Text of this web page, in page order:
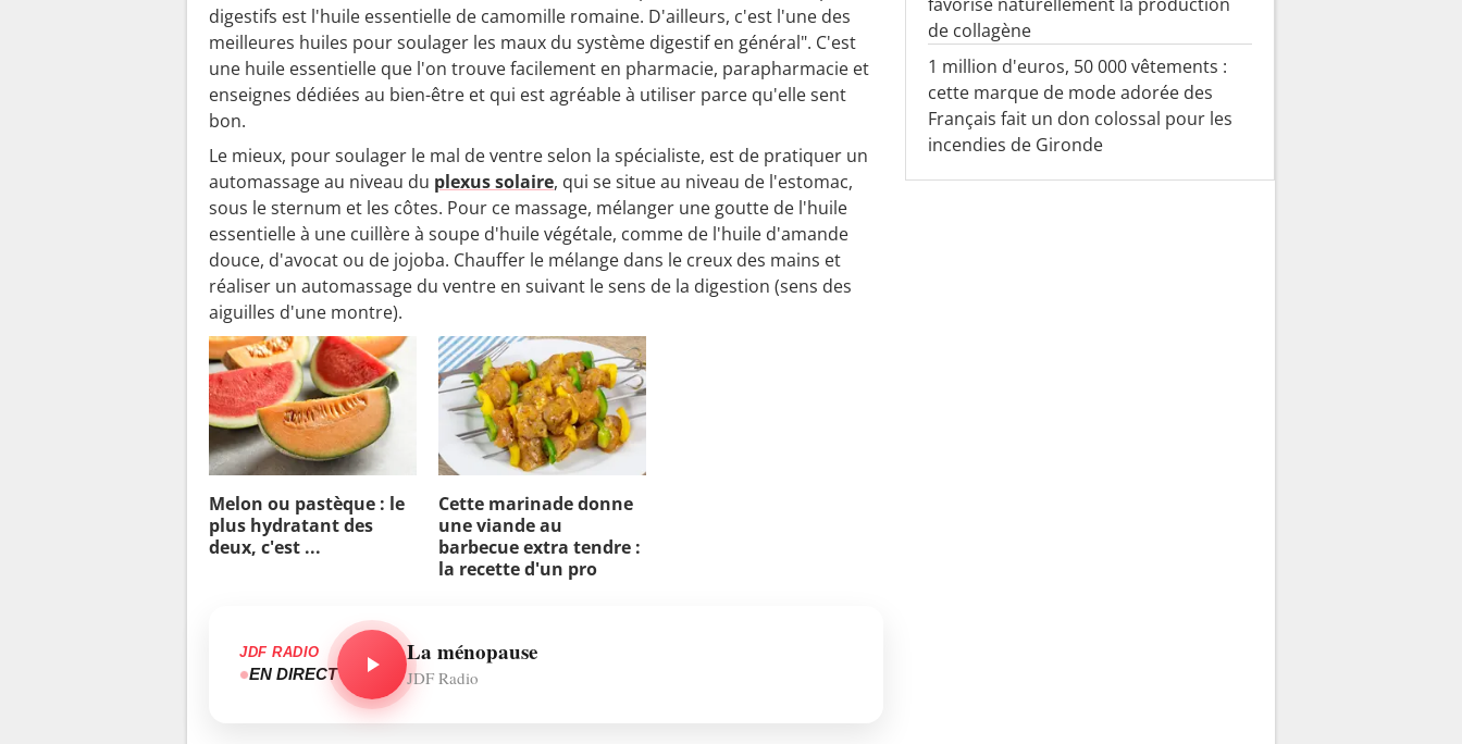
n
t
s
i
b
o
n
"
digestifs est l'huile essentielle de camomille romaine. D'ailleurs, c'est l'une des
meilleures huiles pour soulager les maux du système digestif en général". C'est
une huile essentielle que l'on trouve facilement en pharmacie, parapharmacie et
enseignes dédiées au bien-être et qui est agréable à utiliser parce qu'elle sent
bon.
Le mieux, pour soulager le mal de ventre selon la spécialiste, est de pratiquer un
automassage au niveau du plexus solaire, qui se situe au niveau de l'estomac,
sous le sternum et les côtes. Pour ce massage, mélanger une goutte de l'huile
essentielle à une cuillère à soupe d'huile végétale, comme de l'huile d'amande
douce, d'avocat ou de jojoba. Chauffer le mélange dans le creux des mains et
réaliser un automassage du ventre en suivant le sens de la digestion (sens des
aiguilles d'une montre).
Melon ou pastèque : le
plus hydratant des
deux, c'est ...
Cette marinade donne
une viande au
barbecue extra tendre :
la recette d'un pro
JDF RADIO
EN DIRECT
La ménopause
JDF Radio
de collagène
1 million d'euros, 50 000 vêtements :
cette marque de mode adorée des
Français fait un don colossal pour les
incendies de Gironde